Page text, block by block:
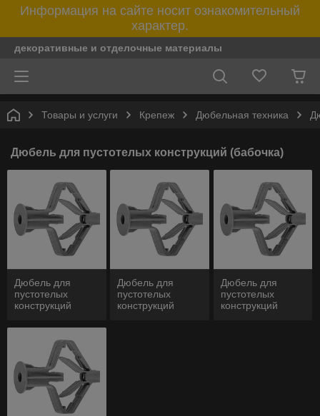
Информация на сайте носит ознакомительный
характер.
декоративные и отделочные материалы
Товары и услуги Крепеж Дюбельная техника
Дюбель для пустотелых конструкций (бабочка)
Дюбель для
пустотелых
конструкций
пластиковый
контейнер
Дюбель для
пустотелых
конструкций
Дюбель для
пустотелых
конструкций